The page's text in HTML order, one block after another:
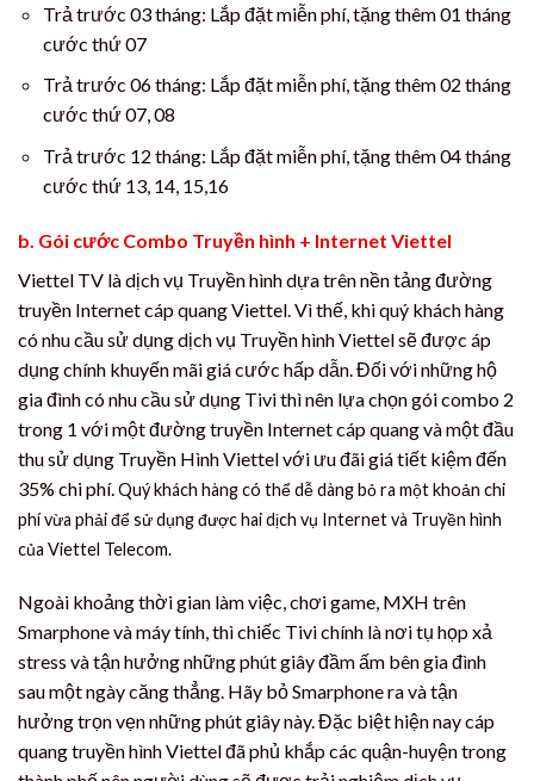
Trả trước 03 tháng: Lắp đặt miễn phí, tặng thêm 01 tháng
cước thứ 07
Trả trước 06 tháng: Lắp đặt miễn phí, tặng thêm 02 tháng
cước thứ 07, 08
Trả trước 12 tháng: Lắp đặt miễn phí, tặng thêm 04 tháng
cước thứ 13, 14, 15,16
b. Gói cước Combo Truyền hình + Internet Viettel
Viettel TV là dịch vụ Truyền hình dựa trên nền tảng đường
truyền Internet cáp quang Viettel. Vì thế, khi quý khách hàng
có nhu cầu sử dụng dịch vụ Truyền hình Viettel sẽ được áp
dụng chính khuyến mãi giá cước hấp dẫn. Đối với những hộ
gia đình có nhu cầu sử dụng Tivi thì nên lựa chọn gói combo 2
trong 1 với một đường truyền Internet cáp quang và một đầu
thu sử dụng Truyền Hình Viettel với ưu đãi giá tiết kiệm đến
35% chi phí. Quý khách hàng có thể dễ dàng bỏ ra một khoản chi
phí vừa phải để sử dụng được hai dịch vụ Internet và Truyền hình
của Viettel Telecom.
Ngoài khoảng thời gian làm việc, chơi game, MXH trên
Smarphone và máy tính, thì chiếc Tivi chính là nơi tụ họp xả
stress và tận hưởng những phút giây đầm ấm bên gia đình
sau một ngày căng thẳng. Hãy bỏ Smarphone ra và tận
hưởng trọn vẹn những phút giây này. Đặc biệt hiện nay cáp
quang truyền hình Viettel đã phủ khắp các quận-huyện trong